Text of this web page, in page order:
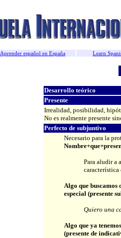
Aprender español en España Learn
Desarrollo teórico
Presente
Irrealidad, posibilidad,
No es realmente presente
Perfecto de subjuntivo
Necesario para la
Para aludir a
característica
Algo que buscamos
especial (presente
Quiero una
Algo que ya
(presente de